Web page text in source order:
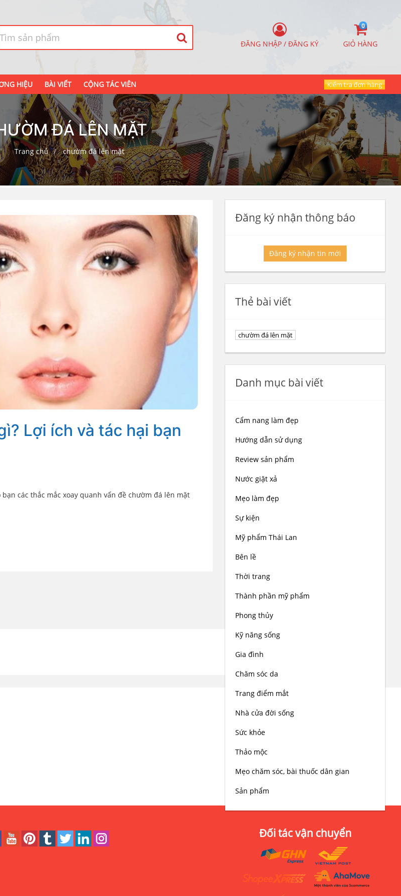
ĐĂNG NHẬP / ĐĂNG KÝ
0
GIỎ HÀNG
HIỆU BÀI VIẾT CỘNG TÁC VIÊN Kiểm tra đơn hàng
ĐÁ LÊN MẶT
Trang chủ chườm đá lên mặt
Lợi ích và tác hại bạn
các thắc mắc xoay quanh vấn đề chườm đá lên mặt
Đăng ký nhận thông báo
Đăng ký nhận tin mới
Thẻ bài viết
chườm đá lên mặt
Danh mục bài viết
Cẩm nang làm đẹp
Hướng dẫn sử dụng
Review sản phẩm
Nước giặt xả
Mẹo làm đẹp
Sự kiện
Mỹ phẩm Thái Lan
Bên lề
Thời trang
Thành phần mỹ phẩm
Phong thủy
Kỹ năng sống
Gia đình
Chăm sóc da
Trang điểm mắt
Nhà cửa đời sống
Sức khỏe
Thảo mộc
Mẹo chăm sóc, bài thuốc dân gian
Sản phẩm
Đối tác vận chuyển